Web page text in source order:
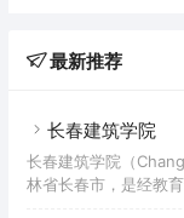
最新推荐
长春建筑学院
长春建筑学院（
林省长春市，是经教